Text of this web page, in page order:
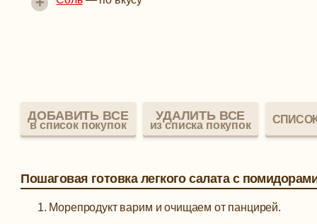
ДОБАВИТЬ ВСЕ
в список покупок
УДАЛИТЬ ВСЕ
из списка покупок
Пошаговая готовка легкого салата с
Морепродукт варим и очищаем от панцирей.